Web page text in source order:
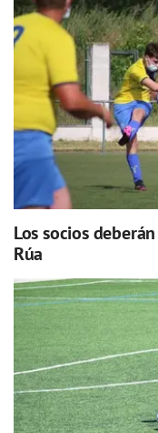
Los socios
Rúa